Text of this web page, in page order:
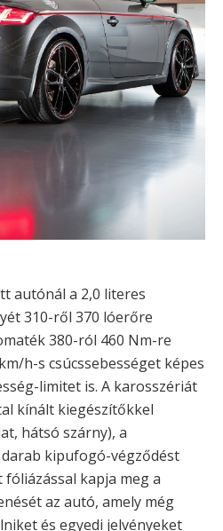
autónál a 2,0 literes
310-ről 370 lóerőre
380-ról 460 Nm-re
h-s csúcssebességet képes
limitet is. A karosszériát
kínált kiegészítőkkel
hátsó szárny), a
kipufogó-végződést
kapja meg a
az autó, amely még
és egyedi jelvényeket